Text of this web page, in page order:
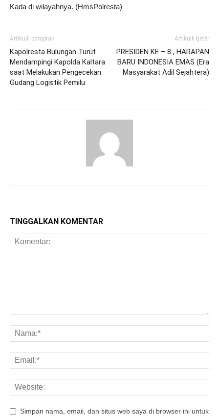
Kada di wilayahnya. (HmsPolresta)
Artikulli paraprak
Kapolresta Bulungan Turut
Mendampingi Kapolda Kaltara
saat Melakukan Pengecekan
Gudang Logistik Pemilu
Artikulli tjetër
PRESIDEN KE – 8 , HARAPAN
BARU INDONESIA EMAS (Era
Masyarakat Adil Sejahtera)
TINGGALKAN KOMENTAR
Simpan nama, email, dan situs web saya di browser ini untuk